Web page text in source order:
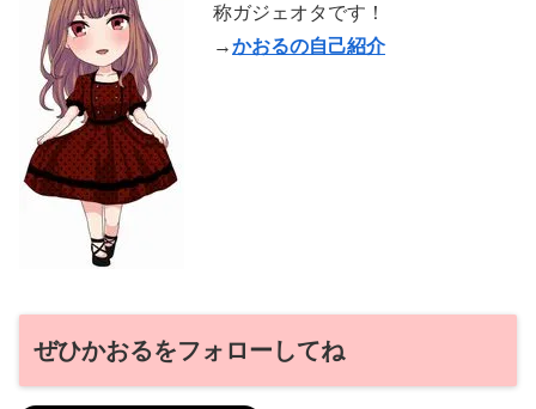
称ガジェオタです！
→かおるの自己紹介
ぜひかおるをフォローしてね